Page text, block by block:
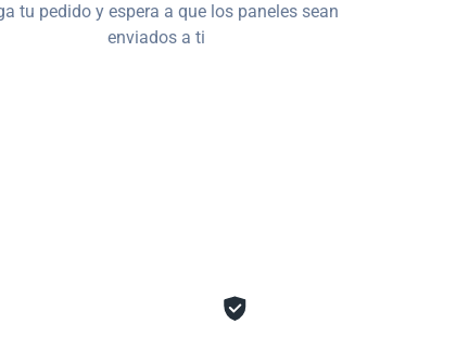
tu pedido y espera a que los paneles sean
enviados a ti